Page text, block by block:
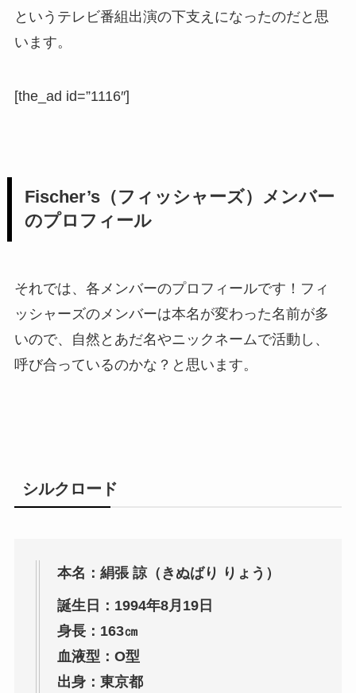
というテレビ番組出演の下支えになったのだと思
います。
[the_ad id=”1116″]
Fischer’s（フィッシャーズ）メンバー
のプロフィール
それでは、各メンバーのプロフィールです！フィ
ッシャーズのメンバーは本名が変わった名前が多
いので、自然とあだ名やニックネームで活動し、
呼び合っているのかな？と思います。
シルクロード
本名：絹張 諒（きぬばり りょう）
誕生日：1994年8月19日
身長：163㎝
血液型：O型
出身：東京都